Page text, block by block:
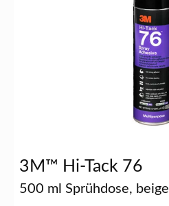
3M™ Hi-Tack 76
500 ml Sprühdose, beige